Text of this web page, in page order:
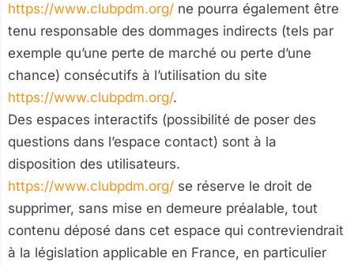
https://www.clubpdm.org/ ne pourra également être
tenu responsable des dommages indirects (tels par
exemple qu’une perte de marché ou perte d’une
chance) consécutifs à l’utilisation du site
https://www.clubpdm.org/.
Des espaces interactifs (possibilité de poser des
questions dans l’espace contact) sont à la
disposition des utilisateurs.
https://www.clubpdm.org/ se réserve le droit de
supprimer, sans mise en demeure préalable, tout
contenu déposé dans cet espace qui contreviendrait
à la législation applicable en France, en particulier